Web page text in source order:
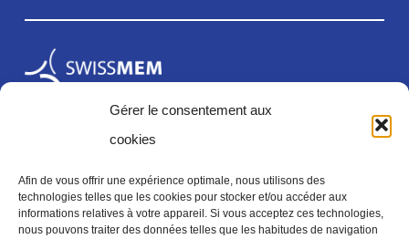
Gérer le consentement aux
cookies
Afin de vous offrir une expérience optimale, nous utilisons des
technologies telles que les cookies pour stocker et/ou accéder aux
informations relatives à votre appareil. Si vous acceptez ces technologies,
nous pouvons traiter des données telles que les habitudes de navigation
Mentions légales